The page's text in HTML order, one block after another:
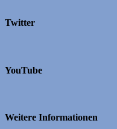
Twitter
YouTube
Weitere Informationen